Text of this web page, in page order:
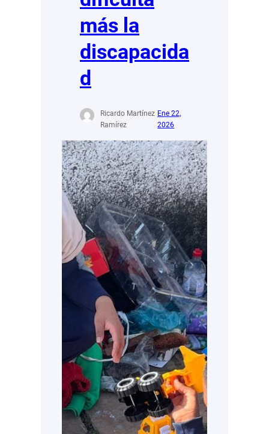
más la
discapacida
d
Ricardo Martínez
Ramírez
Ene 22,
2026